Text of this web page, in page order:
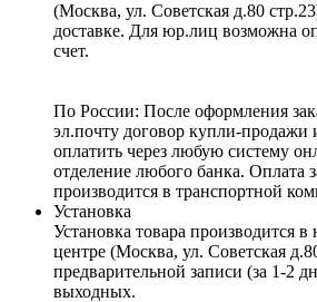
(Москва, ул. Советская д.80
доставке. Для юр.лиц возможна
счет.
По России: После оформления
эл.почту договор купли-продажи
оплатить через любую систему
отделение любого банка. Оплата
производится в транспортной
Установка
Установка товара производится
центре (Москва, ул. Советская
предварительной записи (за 1-2
выходных.